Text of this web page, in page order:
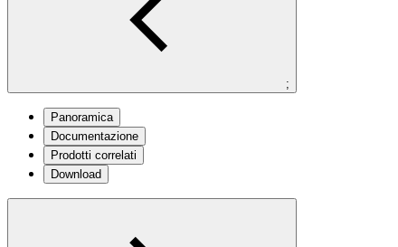
;
Panoramica
Documentazione
Prodotti correlati
Download